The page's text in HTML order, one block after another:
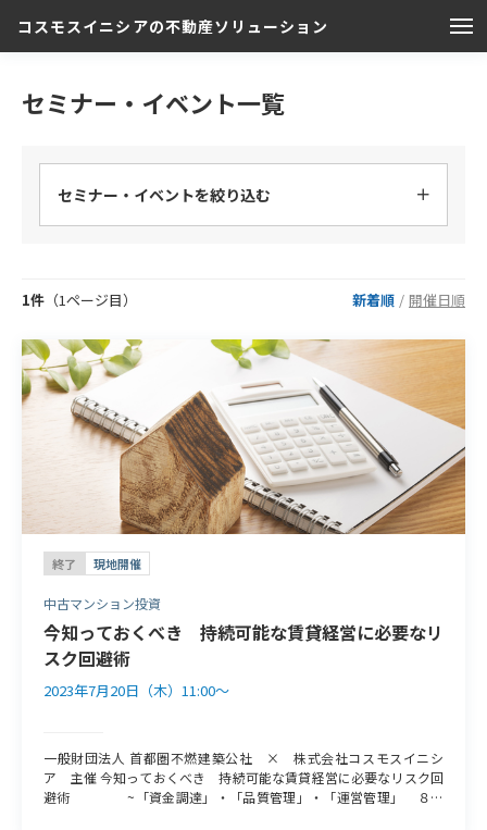
コスモスイニシアの不動産ソリューション
セミナー・イベント一覧
セミナー・イベントを絞り込む
1件 （1ページ目） 新着順 / 開催日順
終了 現地開催
中古マンション投資
今知っておくべき 持続可能な賃貸経営に必要なリ
スク回避術
2023年7月20日（木）11:00〜
一般財団法人 首都圏不燃建築公社 × 株式会社コスモスイニシ
ア 主催 今知っておくべき 持続可能な賃貸経営に必要なリスク回
避術 ~「資金調達」・「品質管理」・「運営管理」 ８つ